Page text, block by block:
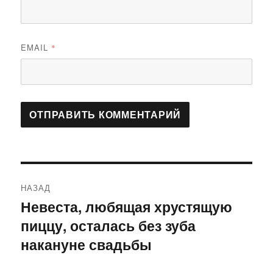
EMAIL *
по
записям
НАЗАД
Предыдущая
запись:
Невеста, любящая хрустящую
пиццу, осталась без зуба
накануне свадьбы